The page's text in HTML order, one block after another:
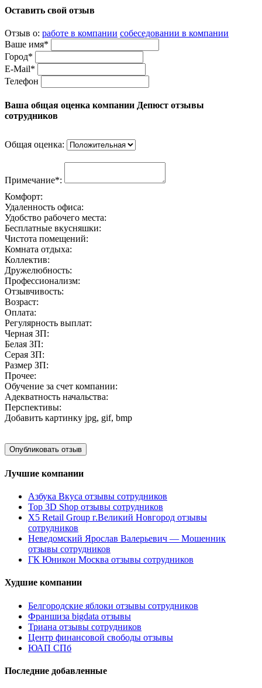
Оставить свой отзыв
Отзыв о: работе в компании собеседовании в компании
Ваше имя*
Город*
E-Mail*
Телефон
Ваша общая оценка компании Депюст отзывы
сотрудников
Общая оценка:
Примечание*:
Комфорт:
Удаленность офиса:
Удобство рабочего места:
Бесплатные вкусняшки:
Чистота помещений:
Комната отдыха:
Коллектив:
Дружелюбность:
Профессионализм:
Отзывчивость:
Возраст:
Оплата:
Регулярность выплат:
Черная ЗП:
Белая ЗП:
Серая ЗП:
Размер ЗП:
Прочее:
Обучение за счет компании:
Адекватность начальства:
Перспективы:
Добавить картинку jpg, gif, bmp
Лучшие компании
Азбука Вкуса отзывы сотрудников
Top 3D Shop отзывы сотрудников
X5 Retail Group г.Великий Новгород отзывы
сотрудников
Неведомский Ярослав Валерьевич — Мошенник
отзывы сотрудников
ГК Юникон Москва отзывы сотрудников
Худшие компании
Белгородские яблоки отзывы сотрудников
Франшиза bigdata отзывы
Триана отзывы сотрудников
Центр финансовой свободы отзывы
ЮАП СПб
Последние добавленные